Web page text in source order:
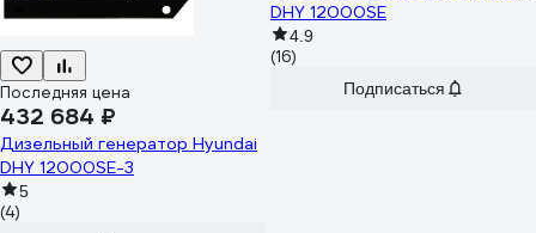
Последняя цена
432 684 ₽
Дизельный генератор Hyundai
DHY 12000SE-3
5
(4)
DHY 12000SE
4.9
(16)
Подписаться